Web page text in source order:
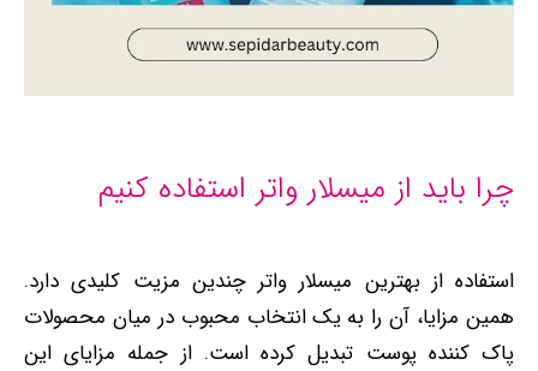
چرا باید از میسلار واتر استفاده کنیم
استفاده از بهترین میسلار واتر چندین مزیت کلیدی دارد.
همین مزایا، آن را به یک انتخاب محبوب در میان محصولات
پاک‌ کننده پوست تبدیل کرده است. از جمله مزایای این